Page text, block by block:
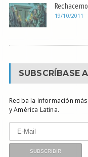
19/10/2011
SUBSCRÍBASE
Reciba la información
y América Latina.